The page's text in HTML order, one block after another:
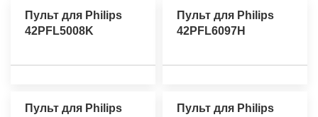
Пульт для Philips
42PFL5008K
Пульт для Philips
42PFL6097H
Пульт для Philips
Пульт для Philips